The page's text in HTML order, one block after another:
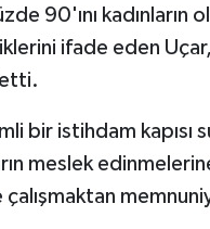
90'ını
ifade eden
bir istihdam kapısı
meslek
çalışmaktan